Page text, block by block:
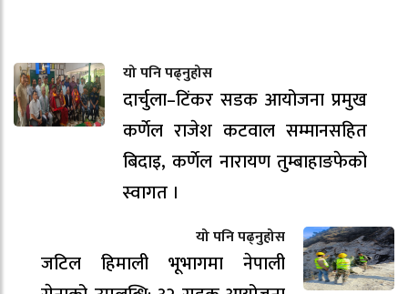
यो पनि पढ्नुहोस
दार्चुला–टिंकर सडक आयोजना प्रमुख
कर्णेल राजेश कटवाल सम्मानसहित
बिदाइ, कर्णेल नारायण तुम्बाहाङफेको
स्वागत ।
यो पनि पढ्नुहोस
जटिल हिमाली भूभागमा नेपाली